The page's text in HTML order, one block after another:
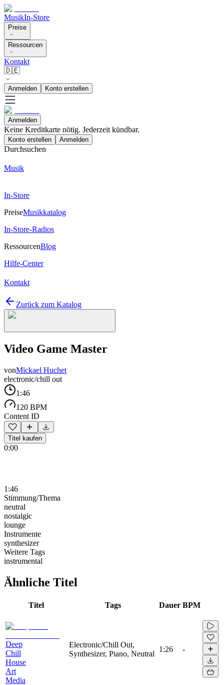
MusikIn-Store
Preise
Ressourcen
Kontakt
🇩🇪
Anmelden Konto erstellen
Anmelden
Keine Kreditkarte nötig. Jederzeit kündbar.
Konto erstellen Anmelden
Durchsuchen
Musik
In-Store
PreiseMusikkatalog
In-Store-Radios
RessourcenBlog
Hilfe-Center
Kontakt
Zurück zum Katalog
Video Game Master
vonMickael Huchet
electronic/chill out
1:46
120 BPM
Content ID
Titel kaufen
0:00
1:46
Stimmung/Thema
neutral
nostalgic
lounge
Instrumente
synthesizer
Weitere Tags
instrumental
Ähnliche Titel
Titel Tags Dauer BPM
Deep
Chill
House
Art
Media
Electronic/Chill Out,
Synthesizer, Piano, Neutral
1:26 -